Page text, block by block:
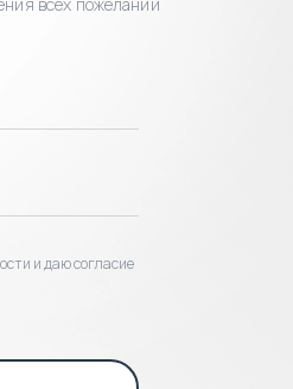
и даю согласие